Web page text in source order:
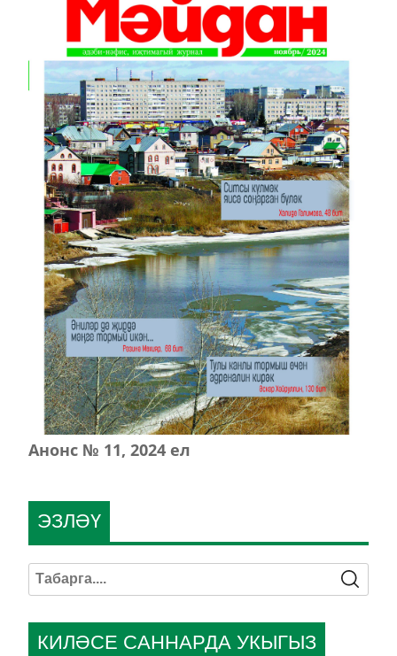
Анонс № 11, 2024 ел
КИЛӘСЕ САННАРДА УКЫГЫЗ
ЭЗЛӘҮ